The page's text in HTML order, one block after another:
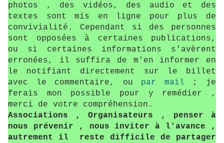
photos , des vidéos, des audio et des
textes sont mis en ligne pour plus de
convivialité. Cependant si des personnes
sont opposées à certaines publications,
ou si certaines informations s'avèrent
erronées, il suffira de m'en informer en
le notifiant directement sur le billet
avec le commentaire, ou par mail ; je
ferais mon possible pour y remédier ,
merci de votre compréhension.
Associations , Organisateurs , penser à
nous prévenir , nous inviter à l'avance ,
autrement il reste difficile de partager